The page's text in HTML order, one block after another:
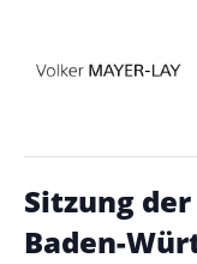
« Alle
Sitzung
Baden-